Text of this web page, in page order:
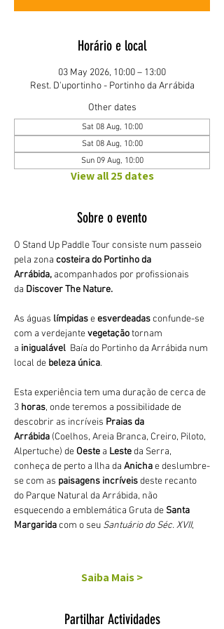
Horário e local
03 May 2026, 10:00 – 13:00
Rest. D'uportinho - Portinho da Arrábida
Other dates
Sat 08 Aug, 10:00
Sat 08 Aug, 10:00
Sun 09 Aug, 10:00
View all 25 dates
Sobre o evento
O Stand Up Paddle Tour consiste num passeio
pela zona costeira do Portinho da
Arrábida, acompanhados por profissionais
da Discover The Nature.
As águas límpidas e esverdeadas confunde-se
com a verdejante vegetação tornam
a inigualável Baía do Portinho da Arrábida num
local de beleza única.
Esta experiência tem uma duração de cerca de
3 horas, onde teremos a possibilidade de
descobrir as incríveis Praias da
Arrábida (Coelhos, Areia Branca, Creiro, Piloto,
Alpertuche) de Oeste a Leste da Serra,
conheça de perto a Ilha da Anicha e deslumbre-
se com as paisagens incríveis deste recanto
do Parque Natural da Arrábida, não
esquecendo a emblemática Gruta de Santa
Margarida com o seu Santuário do Séc. XVII,
Saiba Mais >
Partilhar Actividades